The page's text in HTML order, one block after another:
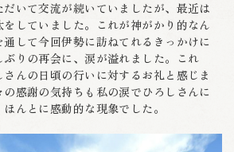
いて交流が続いていましたが、最近は
していました。これが神がかり的なん
して今回伊勢に訪ねてれるきっかけに
りの再会に、涙が溢れました。これ
んの日頃の行いに対するお礼と感じま
感謝の気持ちも私の涙でひろしさんに
んとに感動的な現象でした。